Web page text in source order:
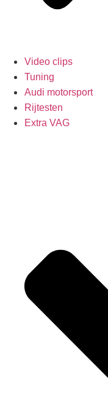
Video clips
Tuning
Audi motorsport
Rijtesten
Extra VAG